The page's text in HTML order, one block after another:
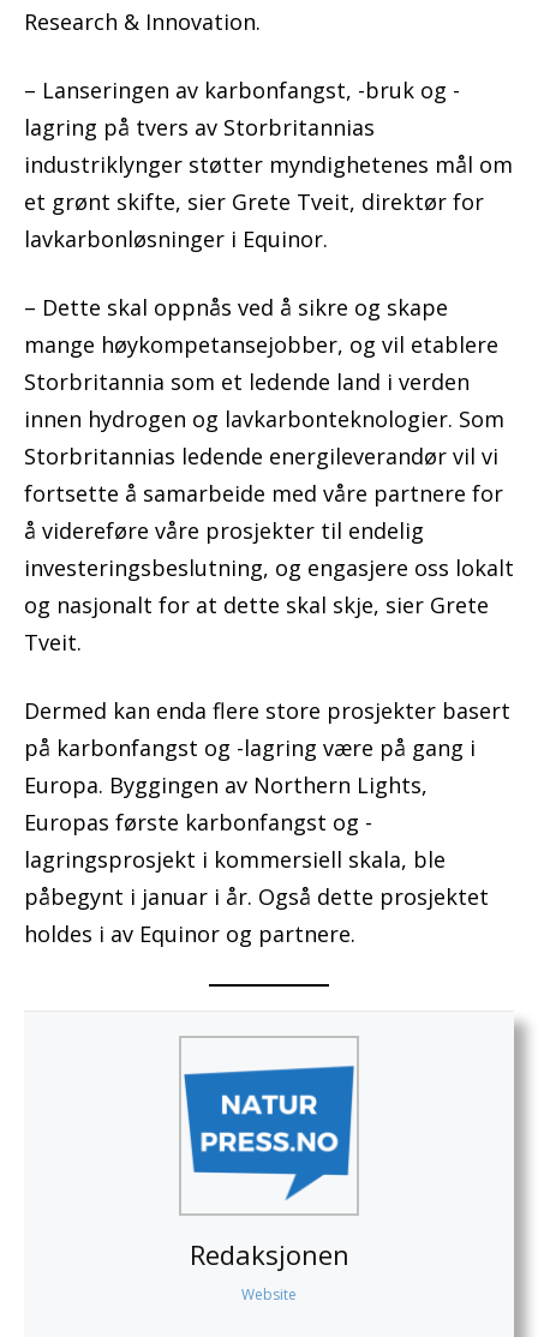
Research & Innovation.
– Lanseringen av karbonfangst, -bruk og -
lagring på tvers av Storbritannias
industriklynger støtter myndighetenes mål om
et grønt skifte, sier Grete Tveit, direktør for
lavkarbonløsninger i Equinor.
– Dette skal oppnås ved å sikre og skape
mange høykompetansejobber, og vil etablere
Storbritannia som et ledende land i verden
innen hydrogen og lavkarbonteknologier. Som
Storbritannias ledende energileverandør vil vi
fortsette å samarbeide med våre partnere for
å videreføre våre prosjekter til endelig
investeringsbeslutning, og engasjere oss lokalt
og nasjonalt for at dette skal skje, sier Grete
Tveit.
Dermed kan enda flere store prosjekter basert
på karbonfangst og -lagring være på gang i
Europa. Byggingen av Northern Lights,
Europas første karbonfangst og -
lagringsprosjekt i kommersiell skala, ble
påbegynt i januar i år. Også dette prosjektet
holdes i av Equinor og partnere.
Redaksjonen
Website